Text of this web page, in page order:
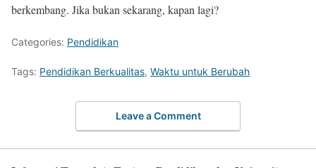
berkembang. Jika bukan sekarang, kapan lagi?
Categories: Pendidikan
Tags: Pendidikan Berkualitas, Waktu untuk Berubah
Leave a Comment